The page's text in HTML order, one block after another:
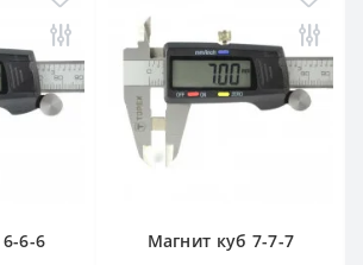
6-6 Магнит куб 7-7-7